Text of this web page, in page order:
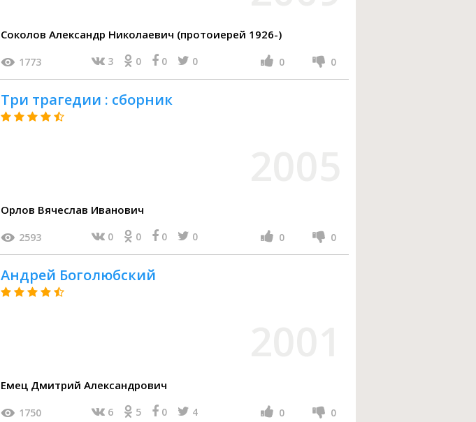
Соколов Александр Николаевич (протоиерей 1926-)
1773 3 0 0 0 0 0
Три трагедии : сборник
Орлов Вячеслав Иванович
2593 0 0 0 0 0 0
Андрей Боголюбский
Емец Дмитрий Александрович
1750 6 5 0 4 0 0